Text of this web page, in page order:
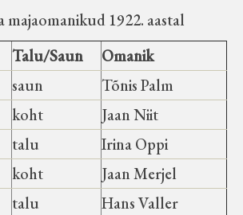
majaomanikud 1922. aastal
Talu/Saun
Omanik
saun
Tõnis Palm
koht
Jaan Niit
talu
Irina Oppi
koht
Jaan Merjel
talu
Hans Valler